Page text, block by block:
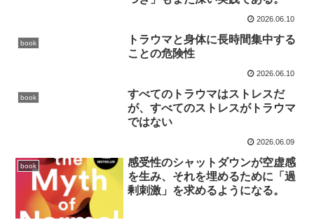
2026.06.10
book
トラウマと身体に長時間集中する
ことの危険性
2026.06.10
book
すべてのトラウマはストレスだ
が、すべてのストレスがトラウマ
ではない
2026.06.09
book
感受性のシャットダウンが空虚感
を生み、それを埋めるために「過
剰刺激」を求めるようになる。